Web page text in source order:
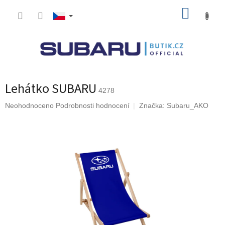
Lehátko SUBARU 4278
Průměrné
Neohodnoceno Podrobnosti hodnocení Značka: Subaru_AKO